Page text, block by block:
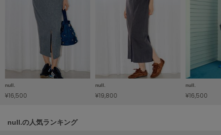
HOKA ONEONE
ホカ オネオネ
キーン
null.
¥16,500
null.
¥19,800
null.
¥16,500
null.の人気ランキング